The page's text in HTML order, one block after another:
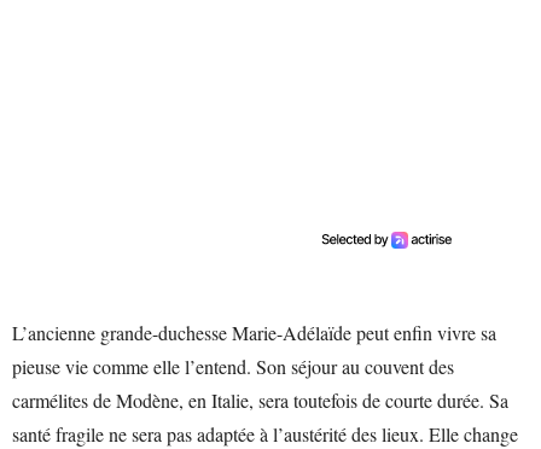
L’ancienne grande-duchesse Marie-Adélaïde peut enfin vivre sa
pieuse vie comme elle l’entend. Son séjour au couvent des
carmélites de Modène, en Italie, sera toutefois de courte durée. Sa
santé fragile ne sera pas adaptée à l’austérité des lieux. Elle change